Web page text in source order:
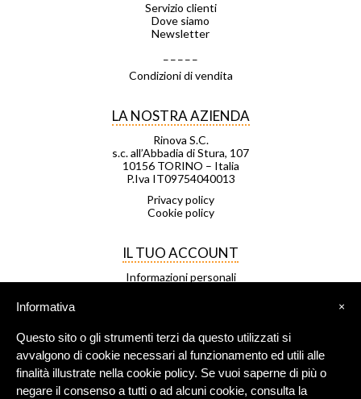
Servizio clienti
Dove siamo
Newsletter
Condizioni di vendita
LA NOSTRA AZIENDA
Rinova S.C.
s.c. all’Abbadia di Stura, 107
10156 TORINO – Italia
P.Iva IT09754040013
Privacy policy
Cookie policy
IL TUO ACCOUNT
Informazioni personali
Le mie liste di desideri
I miei avvisi
FRANCHISING
×
Informativa
Questo sito o gli strumenti terzi da questo utilizzati si
avvalgono di cookie necessari al funzionamento ed utili alle
finalità illustrate nella cookie policy. Se vuoi saperne di più o
negare il consenso a tutti o ad alcuni cookie, consulta la